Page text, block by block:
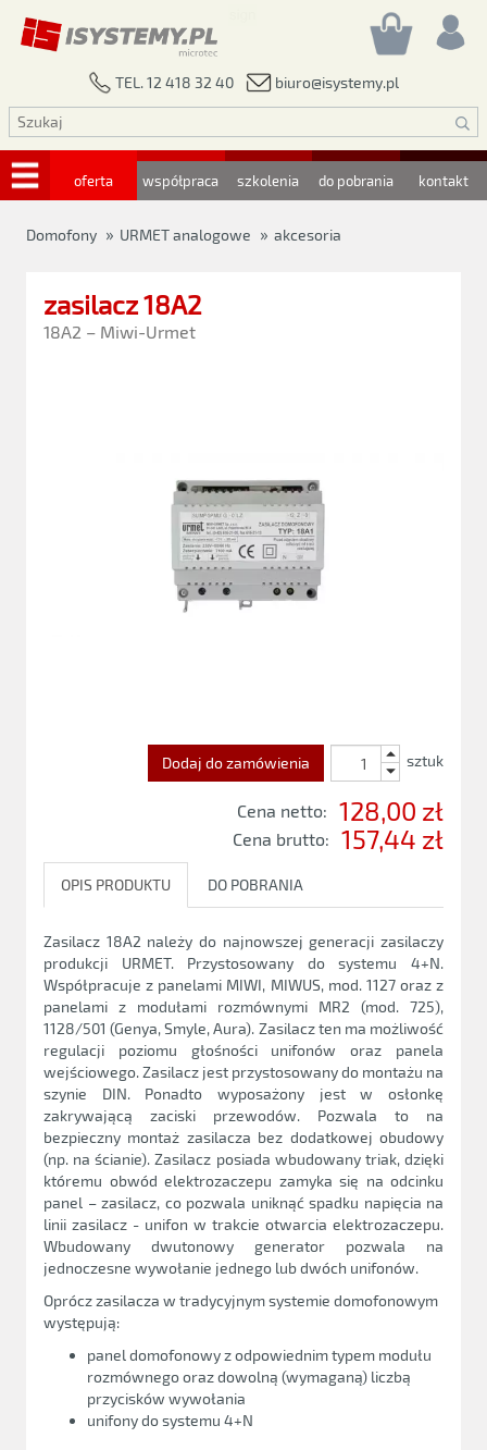
TEL. 12 418 32 40 biuro@isystemy.pl
oferta współpraca szkolenia do pobrania kontakt
Domofony » URMET analogowe » akcesoria
zasilacz 18A2
18A2 – Miwi-Urmet
Dodaj do zamówienia sztuk
Cena netto: 128,00 zł
Cena brutto: 157,44 zł
OPIS PRODUKTU DO POBRANIA
Zasilacz 18A2 należy do najnowszej generacji zasilaczy
produkcji URMET. Przystosowany do systemu 4+N.
Współpracuje z panelami MIWI, MIWUS, mod. 1127 oraz z
panelami z modułami rozmównymi MR2 (mod. 725),
1128/501 (Genya, Smyle, Aura). Zasilacz ten ma możliwość
regulacji poziomu głośności unifonów oraz panela
wejściowego. Zasilacz jest przystosowany do montażu na
szynie DIN. Ponadto wyposażony jest w osłonkę
zakrywającą zaciski przewodów. Pozwala to na
bezpieczny montaż zasilacza bez dodatkowej obudowy
(np. na ścianie). Zasilacz posiada wbudowany triak, dzięki
któremu obwód elektrozaczepu zamyka się na odcinku
panel – zasilacz, co pozwala uniknąć spadku napięcia na
linii zasilacz - unifon w trakcie otwarcia elektrozaczepu.
Wbudowany dwutonowy generator pozwala na
jednoczesne wywołanie jednego lub dwóch unifonów.
Oprócz zasilacza w tradycyjnym systemie domofonowym
występują:
panel domofonowy z odpowiednim typem modułu
rozmównego oraz dowolną (wymaganą) liczbą
przycisków wywołania
unifony do systemu 4+N